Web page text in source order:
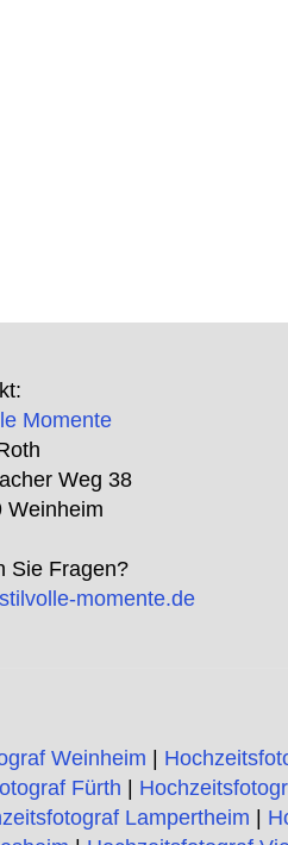
Momente
Weg 38
Weinheim
Sie Fragen?
momente.de
Weinheim |
Fürth |
Lampertheim |